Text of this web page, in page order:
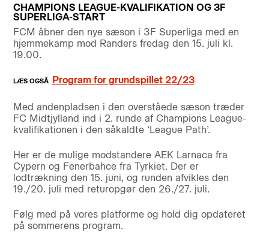
CHAMPIONS LEAGUE-KVALIFIKATION OG 3F
SUPERLIGA-START
FCM åbner den nye sæson i 3F Superliga med en
hjemmekamp mod Randers fredag den 15. juli kl.
19.00.
Program for grundspillet 22/23
Med andenpladsen i den overståede sæson træder
FC Midtjylland ind i 2. runde af Champions League-
kvalifikationen i den såkaldte ‘League Path’.
Her er de mulige modstandere AEK Larnaca fra
Cypern og Fenerbahce fra Tyrkiet. Der er
lodtrækning den 15. juni, og runden afvikles den
19./20. juli med returopgør den 26./27. juli.
Følg med på vores platforme og hold dig opdateret
på sommerens program.